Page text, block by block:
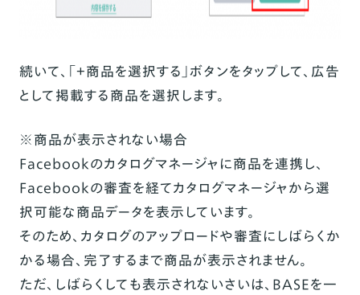
続いて、「＋商品を選択する」ボタンをタップして、広告
として掲載する商品を選択します。
※商品が表示されない場合
Facebookのカタログマネージャに商品を連携し、
Facebookの審査を経てカタログマネージャから選
択可能な商品データを表示しています。
そのため、カタログのアップロードや審査にしばらくか
かる場合、完了するまで商品が表示されません。
ただ、しばらくしても表示されないさいは、BASEを一